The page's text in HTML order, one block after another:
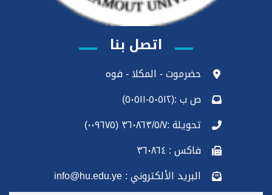
اتصل بنا
حضرموت - المكلا - فوه
ص ب :(٥٠٥١٢-٥٠٥١١)
تحويلة :٣٦٠٨٦٣/٥/٧ (٠٠٩٦٧٥)
فاكس : ٣٦٠٨٦٤
البريد الألكتروني : info@hu.edu.ye